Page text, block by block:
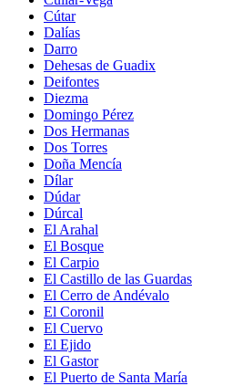
Cútar
Dalías
Darro
Dehesas de Guadix
Deifontes
Diezma
Domingo Pérez
Dos Hermanas
Dos Torres
Doña Mencía
Dílar
Dúdar
Dúrcal
El Arahal
El Bosque
El Carpio
El Castillo de las Guardas
El Cerro de Andévalo
El Coronil
El Cuervo
El Ejido
El Gastor
El Puerto de Santa María